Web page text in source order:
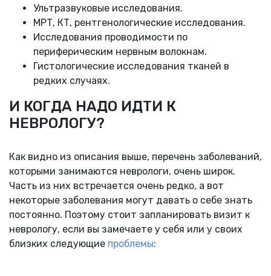
Ультразвуковые исследования.
МРТ, КТ, рентгенологические исследования.
Исследования проводимости по
периферическим нервным волокнам.
Гистологические исследования тканей в
редких случаях.
И КОГДА НАДО ИДТИ К
НЕВРОЛОГУ?
Как видно из описания выше, перечень заболеваний,
которыми занимаются неврологи, очень широк.
Часть из них встречается очень редко, а вот
некоторые заболевания могут давать о себе знать
постоянно. Поэтому стоит запланировать визит к
неврологу, если вы замечаете у себя или у своих
близких следующие проблемы: